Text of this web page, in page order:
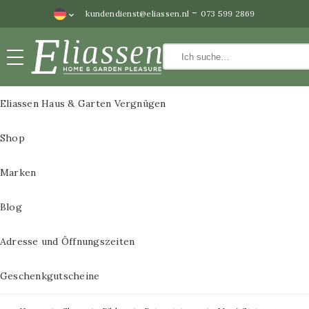
kundendienst@eliassen.nl - 073 599 2869
Eliassen Haus & Garten Vergnügen
Shop
Marken
Blog
Adresse und Öffnungszeiten
Geschenkgutscheine
Gemälde
Sockel